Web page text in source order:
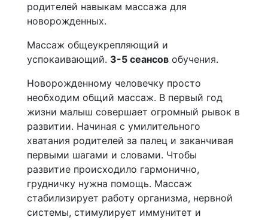
родителей навыкам массажа для
новорожденных.
Массаж общеукрепляющий и
успокаивающий. 3-5 сеансов обучения.
Новорожденному человечку просто
необходим общий массаж. В первый год
жизни малыш совершает огромный рывок в
развитии. Начиная с умилительного
хватания родителей за палец и заканчивая
первыми шагами и словами. Чтобы
развитие происходило гармонично,
грудничку нужна помощь. Массаж
стабилизирует работу организма, нервной
системы, стимулирует иммунитет и